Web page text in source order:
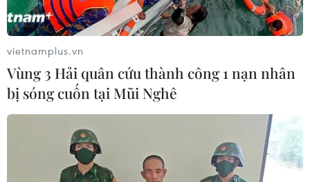
vietnamplus.vn
Vùng 3 Hải quân cứu thành công 1 nạn nhân
bị sóng cuốn tại Mũi Nghê